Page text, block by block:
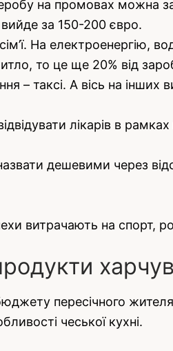
на промовах
вийде за 150-200 євро.
На електроенергію,
то це ще 20% від
– таксі. А вісь на інших
лікарів в
дешевими через
витрачають на спорт,
пересічного
чеської кухні.